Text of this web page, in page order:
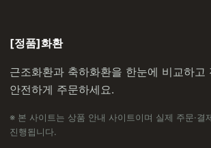
[정품]화환
근조화환과 축하화환을 한눈에 비교하고
안전하게 주문하세요.
※ 본 사이트는 상품 안내 사이트이며 실제 주문·
진행됩니다.